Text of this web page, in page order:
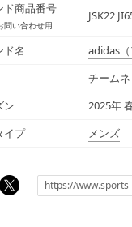
ド商品番号
い合わせ用
JSK22
ド名 adidas
チーム
ン
2025年
イプ
メンズ